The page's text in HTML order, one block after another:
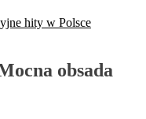
hity w Polsce
obsada